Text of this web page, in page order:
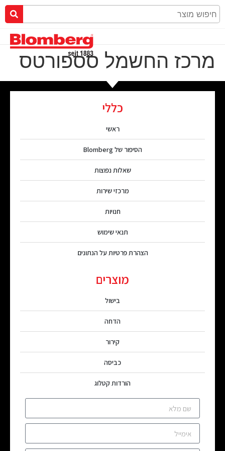
מרכז החשמל סספורטס
כללי
ראשי
הסיפור של Blomberg
שאלות נפוצות
מרכזי שירות
חנויות
תנאי שימוש
הצהרת פרטיות על הנתונים
מוצרים
בישול
הדחה
קירור
כביסה
הורדות קטלוג